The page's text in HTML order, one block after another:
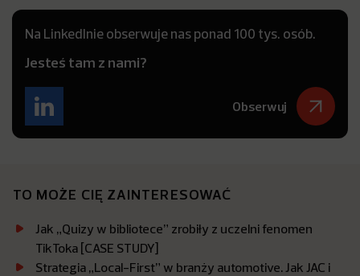
Na LinkedInie obserwuje nas ponad 100 tys. osób.
Jesteś tam z nami?
Obserwuj
TO MOŻE CIĘ ZAINTERESOWAĆ
Jak „Quizy w bibliotece” zrobiły z uczelni fenomen
TikToka [CASE STUDY]
Strategia „Local-First” w branży automotive. Jak JAC i